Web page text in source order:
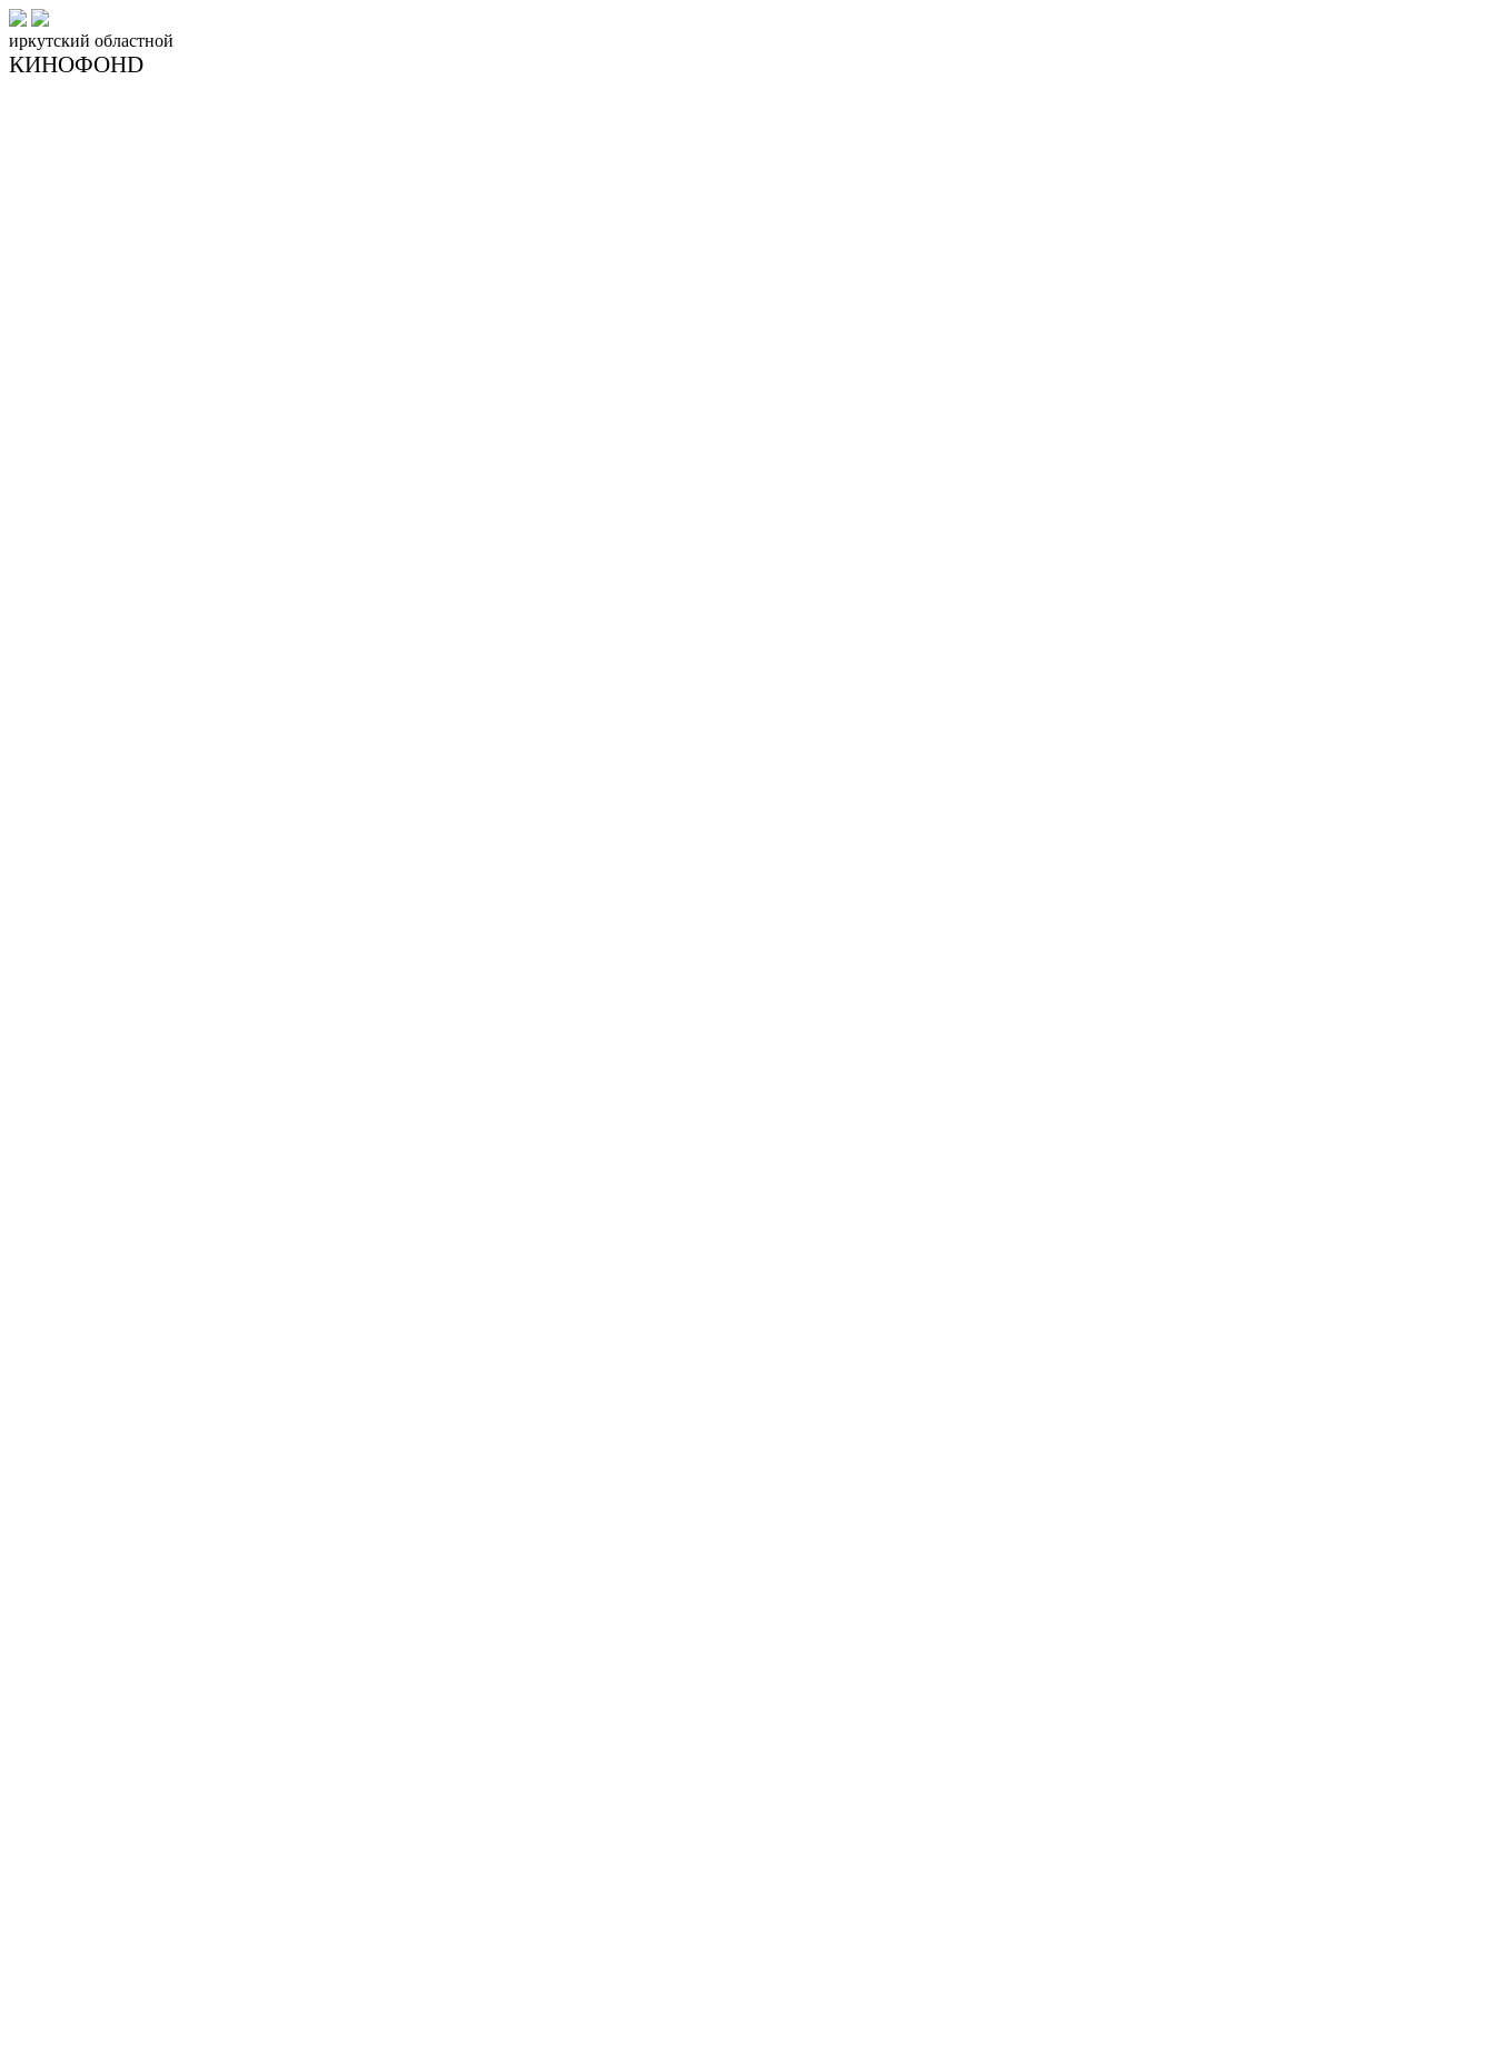
иркутский областной
КИНОФОНD